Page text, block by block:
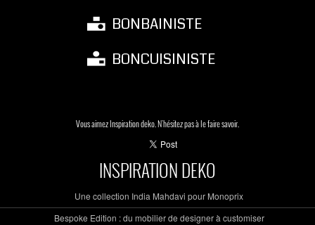
BONBAINISTE
BONCUISINISTE
Vous aimez Inspiration deko. N'hésitez pas à le faire savoir.
INSPIRATION DEKO
Une collection India Mahdavi pour Monoprix
Bespoke Edition : du mobilier de designer à customiser